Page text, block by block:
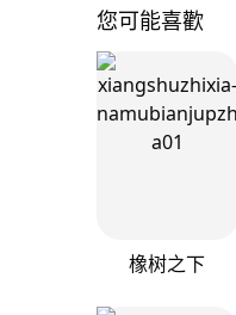
您可能喜歡
橡树之下